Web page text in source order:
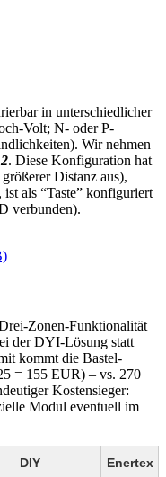
in unterschiedlicher
Volt; N- oder P-
Wir nehmen
. Diese Konfiguration hat
Distanz aus),
als “Taste” konfiguriert
verbunden).
Zonen-Funktionalität
der DYI-Lösung statt
kommt die Bastel-
= 155 EUR) – vs. 270
Kostensieger:
Modul eventuell im
DIY Enertex